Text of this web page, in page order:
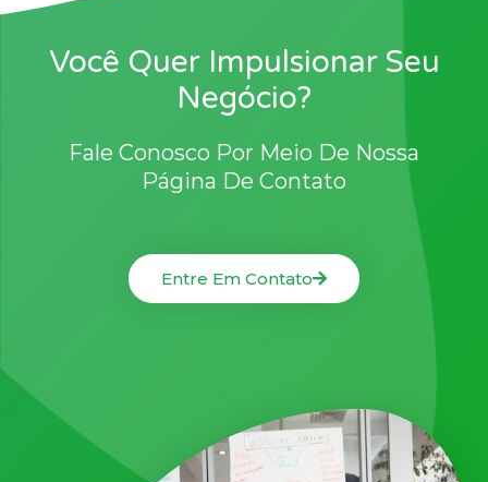
Você Quer Impulsionar Seu
Negócio?
Fale Conosco Por Meio De Nossa
Página De Contato
Entre Em Contato